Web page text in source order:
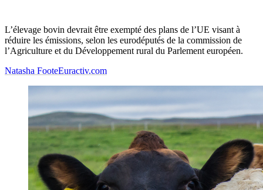
L’élevage bovin devrait être exempté des plans de l’UE visant à
réduire les émissions, selon les eurodéputés de la commission de
l’Agriculture et du Développement rural du Parlement européen.
Natasha FooteEuractiv.com